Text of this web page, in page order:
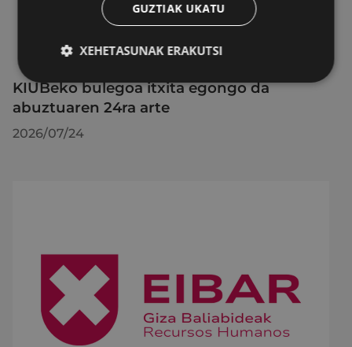
KIUBeko bulegoa itxita egongo da
abuztuaren 24ra arte
2026/07/24
GUZTIAK UKATU
XEHETASUNAK ERAKUTSI